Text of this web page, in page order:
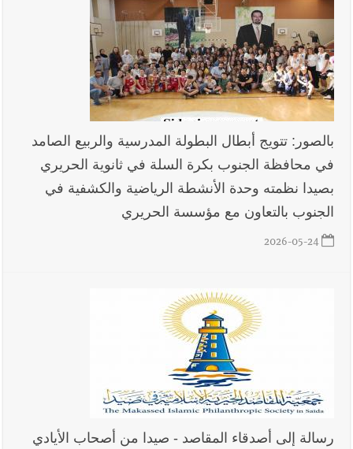
بالصور: تتويج أبطال البطولة المدرسية والربيع الصامد
في محافظة الجنوب بكرة السلة في ثانوية الحريري
بصيدا نظمته وحدة الأنشطة الرياضية والكشفية في
الجنوب بالتعاون مع مؤسسة الحريري
2026-05-24
رسالة إلى أصدقاء المقاصد - صيدا من أصحاب الأيادي